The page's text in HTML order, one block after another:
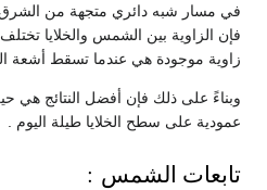
في مسار شبه دائري متجهة من الشرق
فإن الزاوية بين الشمس والخلايا
زاوية موجودة هي عندما تسقط أشعة
وبناءً على ذلك فإن أفضل النتائج هي
عمودية على سطح الخلايا طيلة اليوم .
تابعات الشمس :